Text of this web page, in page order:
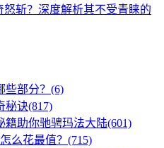
怒斩？深度解析其不受青睐的
些部分？(6)
秘诀(817)
助你驰骋玛法大陆(601)
么花最值？(715)